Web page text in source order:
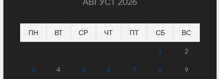
ПН ВТ СР ЧТ ПТ СБ ВС
1 2
3 4 5 6 7 8 9